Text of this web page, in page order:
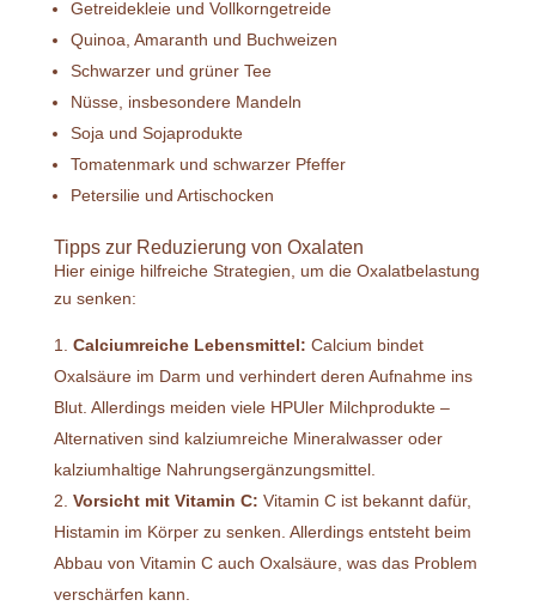
Getreidekleie und Vollkorngetreide
Quinoa, Amaranth und Buchweizen
Schwarzer und grüner Tee
Nüsse, insbesondere Mandeln
Soja und Sojaprodukte
Tomatenmark und schwarzer Pfeffer
Petersilie und Artischocken
Tipps zur Reduzierung von Oxalaten
Hier einige hilfreiche Strategien, um die Oxalatbelastung
zu senken:
Calciumreiche Lebensmittel: Calcium bindet
Oxalsäure im Darm und verhindert deren Aufnahme ins
Blut. Allerdings meiden viele HPUler Milchprodukte –
Alternativen sind kalziumreiche Mineralwasser oder
kalziumhaltige Nahrungsergänzungsmittel.
Vorsicht mit Vitamin C: Vitamin C ist bekannt dafür,
Histamin im Körper zu senken. Allerdings entsteht beim
Abbau von Vitamin C auch Oxalsäure, was das Problem
verschärfen kann.